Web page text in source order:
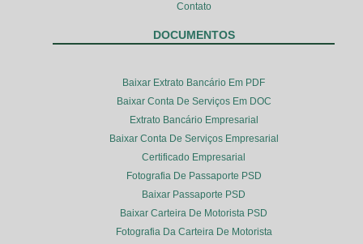
Contato
DOCUMENTOS
Baixar Extrato Bancário Em PDF
Baixar Conta De Serviços Em DOC
Extrato Bancário Empresarial
Baixar Conta De Serviços Empresarial
Certificado Empresarial
Fotografia De Passaporte PSD
Baixar Passaporte PSD
Baixar Carteira De Motorista PSD
Fotografia Da Carteira De Motorista